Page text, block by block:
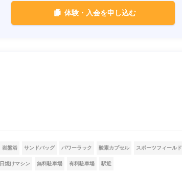
体験・入会を申し込む
岩盤浴 サンドバッグ パワーラック 酸素カプセル スポーツフィールド
日焼けマシン 無料駐車場 有料駐車場 駅近